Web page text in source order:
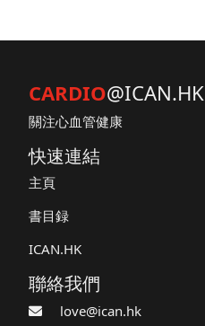
CARDIO@ICAN.HK
關注心血管健康
快速連結
主頁
書目録
ICAN.HK
聯絡我們
love@ican.hk